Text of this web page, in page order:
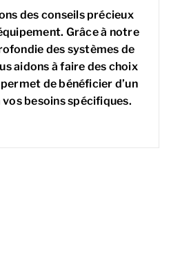
des conseils précieux
Grâce à notre
des systèmes de
aidons à faire des choix
de bénéficier d’un
besoins spécifiques.